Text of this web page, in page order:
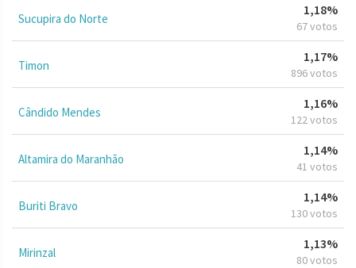
Sucupira do Norte
1,18%
67 votos
Timon
1,17%
896 votos
Cândido Mendes
1,16%
122 votos
Altamira do Maranhão
1,14%
41 votos
Buriti Bravo
1,14%
130 votos
Mirinzal
1,13%
80 votos